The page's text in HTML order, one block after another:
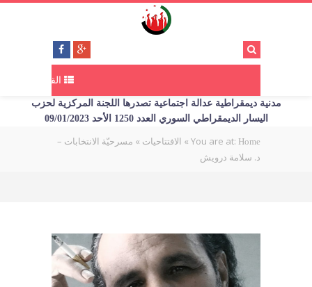
القائمة
مدنية ديمقراطية عدالة اجتماعية تصدرها اللجنة المركزية لحزب
اليسار الديمقراطي السوري العدد 1250 الأحد 09/01/2023
You are at: Home
» الافتتاحيات » مسرحيّة الانتخابات –
د. سلامة درويش